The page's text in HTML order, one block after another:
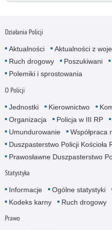
Działania Policji
Aktualności Aktualności z
Ruch drogowy
Poszukiwani
Polemiki i sprostowania
O Policji
Jednostki Kierownictwo
Organizacja
Policja w III RP
Umundurowanie
Współpraca
Duszpasterstwo Policji Kościoła
Prawosławne Duszpasterstwo
Statystyka
Informacje Ogólne statystyki
Kodeks karny
Ruch drogowy
Prawo